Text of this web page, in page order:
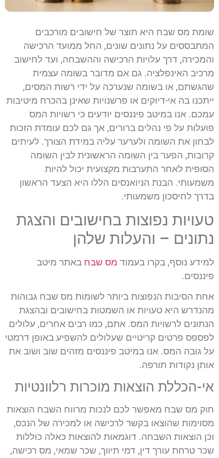
שומת מס שבח היא תוצר של חישובים מורכבים
המתבססים על נתונים שונים, החל ממועד הרכישה
והמכירה, דרך עלויות הרכישה וההשבחה, ועד לחישוב
מרכיב האינפלציה. גם אם מדובר בשומה עצמית
שהגשתם, או בשומה שנערכה על ידי רשות המסים,
ייתכנו בה אי-דיוקים או פרשנויות שאינן בהכרח מיטיבות
עמכם. אנו במיטב פיננסים יודעים כי רשויות המס
פועלות על פי נהלים ברורים, אך גם לכם עומדת הזכות
לבחון את השומה ולערער עליה במידת הצורך. לעיתים
קרובות, הפער בין השומה הראשונית לבין השומה
הסופית לאחר התערבות מקצועית יכול להיות
משמעותי. הבנת הניואנסים הללו היא הצעד הראשון
בדרך לחיסכון משמעותי.
טעויות נפוצות בחישובים והצגת
נתונים – והעלות שלהן
למידע נוסף, בקרו בעמוד מס שבח באתר מיטב
פיננסים.
אחת הסיבות הנפוצות ביותר לשומות מס שבח גבוהות
מהנדרש היא טעויות או השמטות בחישובים ובהצגת
הנתונים לרשויות המס. אתם, כמו רבים אחרים, עלולים
לפספס פרטים קריטיים שעלולים להשפיע באופן דרמטי
על גובה המס. אנו במיטב פיננסים מזהים שוב ושוב את
אותן נקודות תורפה.
אי-הכללת הוצאות מוכרות רלוונטיות
חוק מס שבח מאפשר לכם לנכות מרווח השבח הוצאות
מסוימות שהוצאו בקשר לרכישה או למכירה של הנכס,
וכן הוצאות השבחה. דוגמאות להוצאות כאלה כוללות
שכר טרחת עורך דין, דמי תיווך, שכר שמאי, מס רכישה,